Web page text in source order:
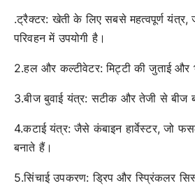
.ट्रैक्टर: खेती के लिए सबसे महत्वपूर्ण यंत्र,
परिवहन में उपयोगी है।
2.हल और कल्टीवेटर: मिट्टी की जुताई और
3.बीज बुवाई यंत्र: सटीक और तेजी से बीज
4.कटाई यंत्र: जैसे कंबाइन हार्वेस्टर, जो
बनाते हैं।
5.सिंचाई उपकरण: ड्रिप और स्प्रिंकलर